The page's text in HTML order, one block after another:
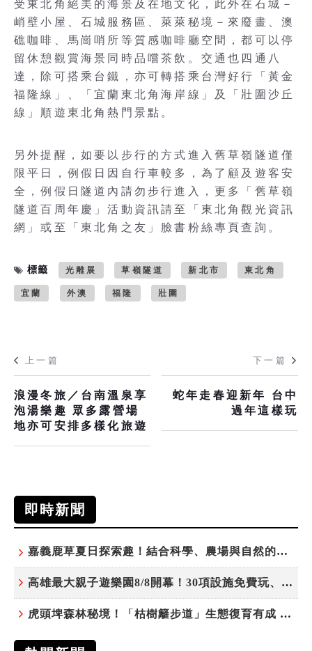
受東北角絕美的海景及在地文化，此外在石城－
峭壁小屋、石城服務區、萊萊秘境－來廢畫、澳
礁咖啡、馬崗哨所等質感咖啡廳空間，都可以停
留休憩觀賞海景同時品嚐茶飲。交通也四通八
達，除可搭乘台鐵，亦可轉搭乘台灣好行「黃金
福隆線」、「宜蘭東北角海岸線」及「壯圍沙丘
線」順遊東北角熱門景點。
另外提醒，如要以步行的方式進入舊草嶺隧道僅
限平日，例假日因自行車較多，為了顧及遊客安
全，例假日隧道內請勿步行進入，更多「舊草嶺
隧道百周年慶」活動資訊請至「東北角觀光資訊
網」或至「東北角之友」臉書粉絲專頁查詢。
標籤 光雕展 草嶺隧道 新北市 東北角
宜蘭 外澳 福隆 壯圍
上一篇
浪漫冬旅／台南溫泉享
泡湯樂趣 眾多露營場
地亦可安排多樣化旅遊
下一篇
蛇年走春迎新年 台中
過年這樣玩
即時新聞
嘉義鹿草夏日探索趣！結合科學、農場與自然的親子小旅行
高雄最大親子遊樂園8/8開幕！30項設施免費玩、YOYO家族嗨翻暑假
虎頭埤森林秘境！「枯樹籬步道」生態復育有成 走進大自然生命教室